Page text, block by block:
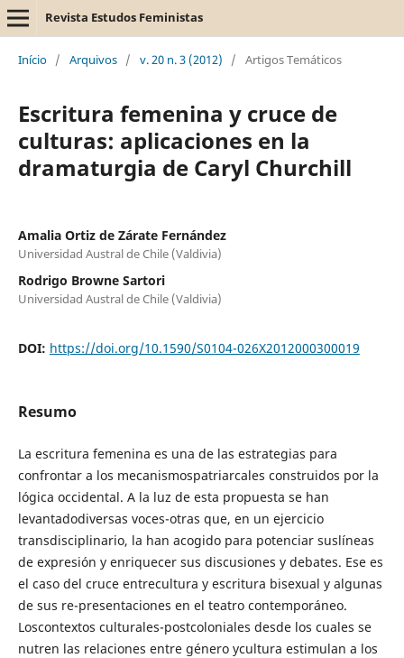
Revista Estudos Feministas
Início / Arquivos / v. 20 n. 3 (2012) / Artigos Temáticos
Escritura femenina y cruce de
culturas: aplicaciones en la
dramaturgia de Caryl Churchill
Amalia Ortiz de Zárate Fernández
Universidad Austral de Chile (Valdivia)
Rodrigo Browne Sartori
Universidad Austral de Chile (Valdivia)
DOI: https://doi.org/10.1590/S0104-026X2012000300019
Resumo
La escritura femenina es una de las estrategias para
confrontar a los mecanismospatriarcales construidos por la
lógica occidental. A la luz de esta propuesta se han
levantadodiversas voces-otras que, en un ejercicio
transdisciplinario, la han acogido para potenciar suslíneas
de expresión y enriquecer sus discusiones y debates. Ese es
el caso del cruce entrecultura y escritura bisexual y algunas
de sus re-presentaciones en el teatro contemporáneo.
Loscontextos culturales-postcoloniales desde los cuales se
nutren las relaciones entre género ycultura estimulan a los